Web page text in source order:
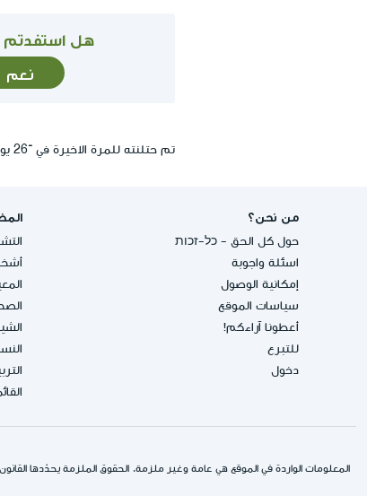
هل استفدتم
نعم
تم حتلنته للمرة الاخيرة في ־26 يوليو 2026, 16:09
من نحن؟
حول كل الحق - כל-זכות
اسئلة واجوبة
إمكانية الوصول
سياسات الموقع
أعطونا آراءكم!
للتبرع
دخول
المعلومات الواردة في الموقع هي عامة وغير ملزمة. الحقوق الملزمة يحدّدها